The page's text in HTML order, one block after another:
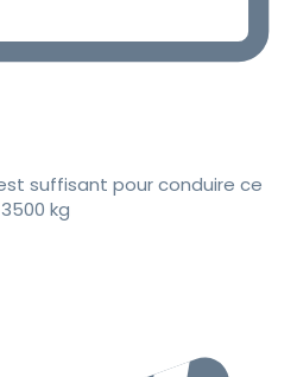
suffisant pour conduire ce
kg